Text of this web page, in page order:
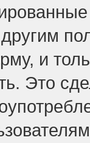
и
Это